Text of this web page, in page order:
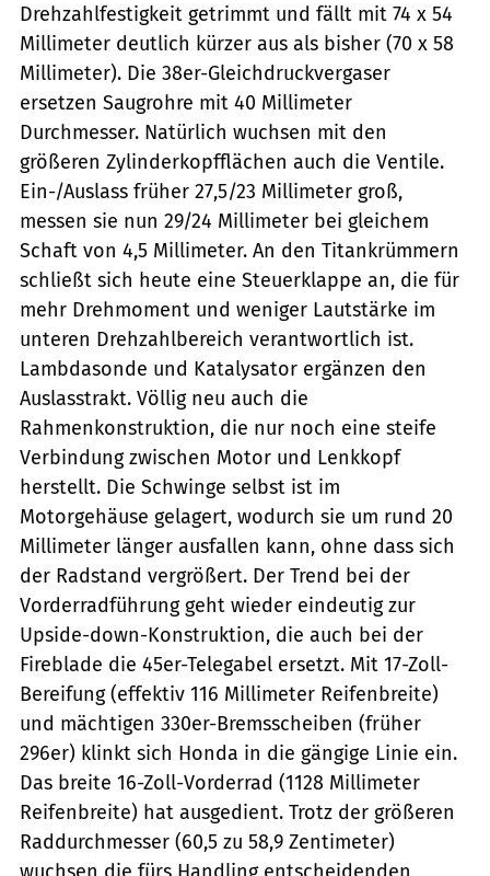
Drehzahlfestigkeit getrimmt und fällt mit 74 x 54
Millimeter deutlich kürzer aus als bisher (70 x 58
Millimeter). Die 38er-Gleichdruckvergaser
ersetzen Saugrohre mit 40 Millimeter
Durchmesser. Natürlich wuchsen mit den
größeren Zylinderkopfflächen auch die Ventile.
Ein-/Auslass früher 27,5/23 Millimeter groß,
messen sie nun 29/24 Millimeter bei gleichem
Schaft von 4,5 Millimeter. An den Titankrümmern
schließt sich heute eine Steuerklappe an, die für
mehr Drehmoment und weniger Lautstärke im
unteren Drehzahlbereich verantwortlich ist.
Lambdasonde und Katalysator ergänzen den
Auslasstrakt. Völlig neu auch die
Rahmenkonstruktion, die nur noch eine steife
Verbindung zwischen Motor und Lenkkopf
herstellt. Die Schwinge selbst ist im
Motorgehäuse gelagert, wodurch sie um rund 20
Millimeter länger ausfallen kann, ohne dass sich
der Radstand vergrößert. Der Trend bei der
Vorderradführung geht wieder eindeutig zur
Upside-down-Konstruktion, die auch bei der
Fireblade die 45er-Telegabel ersetzt. Mit 17-Zoll-
Bereifung (effektiv 116 Millimeter Reifenbreite)
und mächtigen 330er-Bremsscheiben (früher
296er) klinkt sich Honda in die gängige Linie ein.
Das breite 16-Zoll-Vorderrad (1128 Millimeter
Reifenbreite) hat ausgedient. Trotz der größeren
Raddurchmesser (60,5 zu 58,9 Zentimeter)